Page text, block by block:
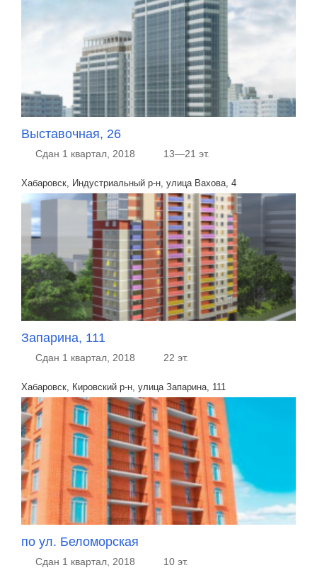
Выставочная, 26
Сдан 1 квартал, 2018 13—21 эт.
Хабаровск, Индустриальный р-н, улица Вахова, 4
Запарина, 111
Сдан 1 квартал, 2018 22 эт.
Хабаровск, Кировский р-н, улица Запарина, 111
по ул. Беломорская
Сдан 1 квартал, 2018 10 эт.